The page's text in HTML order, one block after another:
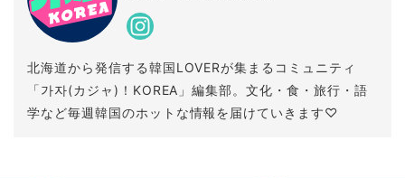
北海道から発信する韓国LOVERが集まるコミュニティ
「가자(カジャ)！KOREA」編集部。文化・食・旅行・語
学など毎週韓国のホットな情報を届けていきます♡